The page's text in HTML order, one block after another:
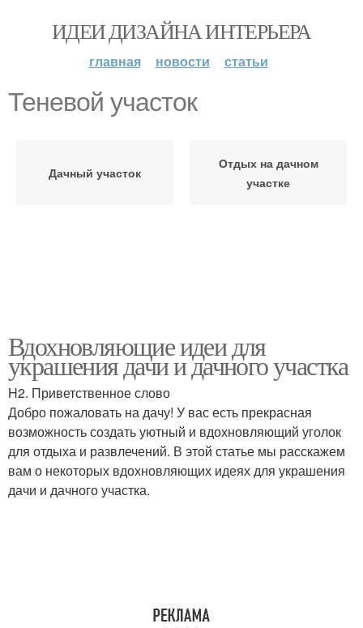
ИДЕИ ДИЗАЙНА ИНТЕРЬЕРА
главная новости статьи
Теневой участок
Дачный участок
Отдых на дачном
участке
Вдохновляющие идеи для
украшения дачи и дачного участка
H2. Приветственное слово
Добро пожаловать на дачу! У вас есть прекрасная
возможность создать уютный и вдохновляющий уголок
для отдыха и развлечений. В этой статье мы расскажем
вам о некоторых вдохновляющих идеях для украшения
дачи и дачного участка.